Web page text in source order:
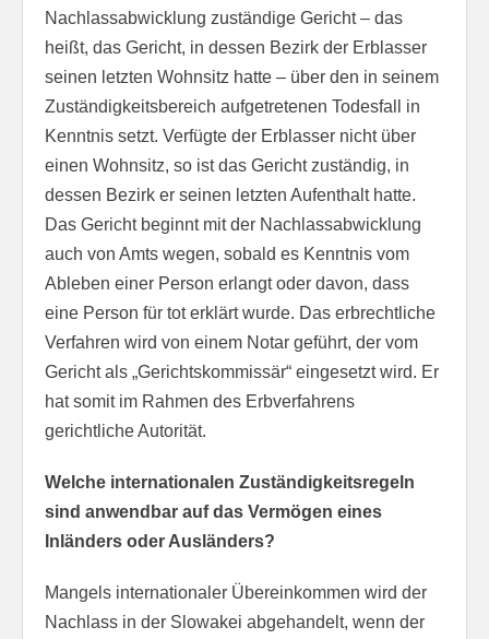
Nachlassabwicklung zuständige Gericht – das
heißt, das Gericht, in dessen Bezirk der Erblasser
seinen letzten Wohnsitz hatte – über den in seinem
Zuständigkeitsbereich aufgetretenen Todesfall in
Kenntnis setzt. Verfügte der Erblasser nicht über
einen Wohnsitz, so ist das Gericht zuständig, in
dessen Bezirk er seinen letzten Aufenthalt hatte.
Das Gericht beginnt mit der Nachlassabwicklung
auch von Amts wegen, sobald es Kenntnis vom
Ableben einer Person erlangt oder davon, dass
eine Person für tot erklärt wurde. Das erbrechtliche
Verfahren wird von einem Notar geführt, der vom
Gericht als „Gerichtskommissär“ eingesetzt wird. Er
hat somit im Rahmen des Erbverfahrens
gerichtliche Autorität.
Welche internationalen Zuständigkeitsregeln
sind anwendbar auf das Vermögen eines
Inländers oder Ausländers?
Mangels internationaler Übereinkommen wird der
Nachlass in der Slowakei abgehandelt, wenn der